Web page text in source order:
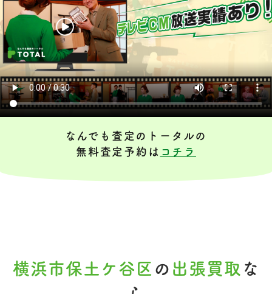
なんでも査定のトータルの
無料査定予約は コチラ
横浜市保土ケ谷区 の 出張買取 な